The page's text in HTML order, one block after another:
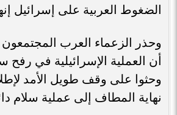
الضغوط العربية على إسرائيل
وحذر الزعماء العرب
أن العملية الإسرائيلية في رفح
وحثوا على وقف طويل الأمد
نهاية المطاف إلى عملية سلام